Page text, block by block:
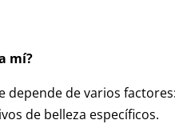
mí?
depende de varios
de belleza específicos.